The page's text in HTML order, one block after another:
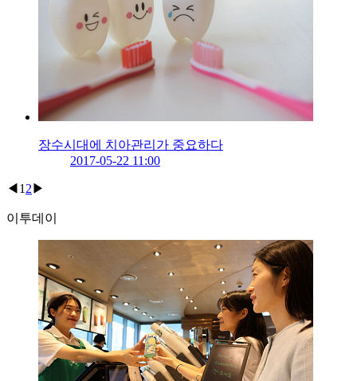
장수시대에 치아관리가 중요하다
2017-05-22 11:00
◀ 1 2 ▶
이투데이